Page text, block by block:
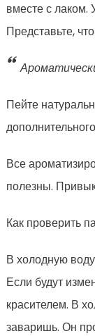
вместе с лаком.
Представьте,
Пейте
Все
полезны.
Как проверить
В холодную воду
Если будут
красителем. В
заваришь. Он